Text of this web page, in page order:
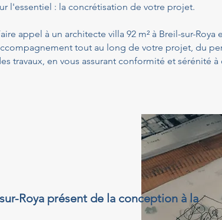
l'essentiel : la concrétisation de votre projet.
appel à un architecte villa 92 m² à Breil-sur-
tout au long de votre projet, du
travaux, en vous assurant conformité et sérénité
Roya présent de la conception à la